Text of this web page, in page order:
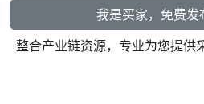
我是买家，免费发
整合产业链资源，专业为您提供